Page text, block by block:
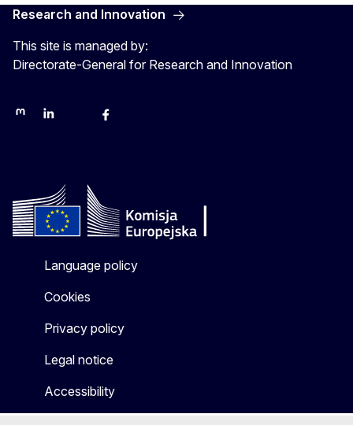
Research and Innovation
This site is managed by:
Directorate-General for Research and Innovation
MastodonLinkedInBlueskyFacebook
Language policy
Cookies
Privacy policy
Legal notice
Accessibility